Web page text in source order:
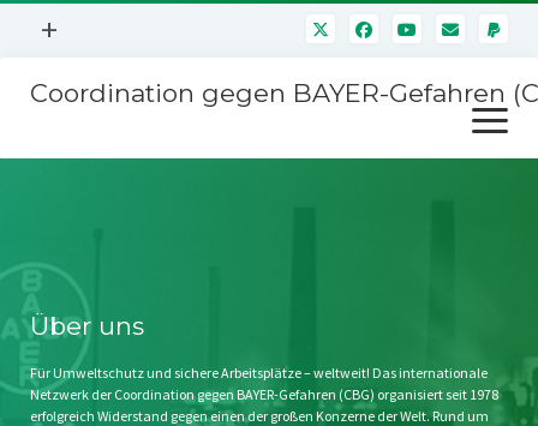
Menü
+
Mitmachen
Kontakt
Impressum
Störfälle
Coordination gegen BAYER-Gefahren
Menü
öffnen
Stichwort BAYER
Jahrestagung
SPENDEN
Über uns
Für Umweltschutz und sichere Arbeitsplätze – weltweit! Das internationale
Netzwerk der Coordination gegen BAYER-Gefahren (CBG) organisiert seit 1978
erfolgreich Widerstand gegen einen der großen Konzerne der Welt. Rund um